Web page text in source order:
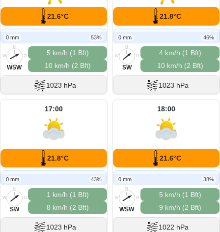
21.6°C
0 mm 53%
N
O
S
W
WSW
5 km/h (1 Bft)
10 km/h (2 Bft)
1023 hPa
21.8°C
0 mm 46%
N
O
S
W
SW
4 km/h (1 Bft)
10 km/h (2 Bft)
1023 hPa
17:00
21.8°C
0 mm 43%
N
O
S
W
SW
1 km/h (1 Bft)
8 km/h (2 Bft)
1023 hPa
18:00
21.6°C
0 mm 38%
N
O
S
W
WSW
5 km/h (1 Bft)
9 km/h (2 Bft)
1022 hPa